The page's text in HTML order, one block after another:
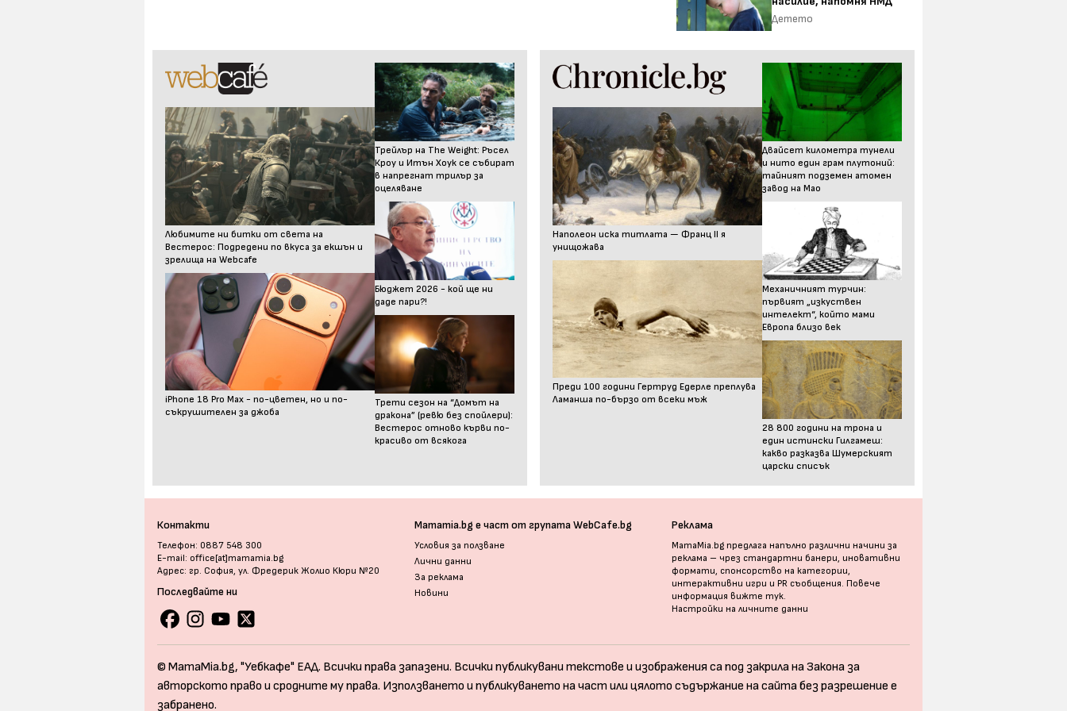
Детето
Любимите ни битки от света на
Вестерос: Подредени по вкуса за екшън и
зрелища на Webcafe
iPhone 18 Pro Max - по-цветен, но и по-
съкрушителен за джоба
Трейлър на The Weight: Ръсел
Кроу и Итън Хоук се събират
в напрегнат трилър за
оцеляване
Бюджет 2026 - кой ще ни
даде пари?!
Трети сезон на “Домът на
дракона” (ревю без спойлери):
Вестерос отново кърви по-
красиво от всякога
Наполеон иска титлата — Франц II я
унищожава
Преди 100 години Гертруд Едерле преплува
Ламанша по-бързо от всеки мъж
Двайсет километра тунели
и нито един грам плутоний:
тайният подземен атомен
завод на Мао
Механичният турчин:
първият „изкуствен
интелект“, който мами
Европа близо век
28 800 години на трона и
един истински Гилгамеш:
какво разказва Шумерският
царски списък
Контакти
Телефон: 0887 548 300
E-mail: office[at]mamamia.bg
Адрес: гр. София, ул. Фредерик Жолио Кюри №20
Последвайте ни
Mamamia.bg е част от групата WebCafe.bg
Условия за ползване
Лични данни
За реклама
Новини
Реклама
MamaMia.bg предлага напълно различни начини за
реклама – чрез стандартни банери, иновативни
формати, спонсорство на категории,
интерактивни игри и PR съобщения. Повече
информация вижте тук.
Настройки на личните данни
© MamaMia.bg, "Уебкафе" ЕАД. Всички права запазени. Всички публикувани текстове и изображения са под закрила на Закона за
авторското право и сродните му права. Използването и публикуването на част или цялото съдържание на сайта без разрешение е
забранено.